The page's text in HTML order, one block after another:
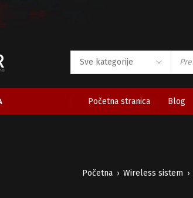
Početna stranica Blog
Početna › Wireless sistem ›